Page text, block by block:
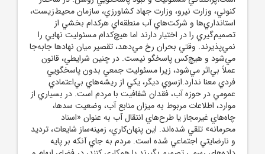
کنوني، وزارت نيرو، وزارت جهاد کشاورزي، سازمان محيط‌زيست،
استانداري‌ها و شرکت‌هاي آب منطقه‌اي هرکدام بخشي از
تصميم‌گيري را در اختيار دارند اما هيچ‌کدام مسئوليت نهايي را
نمي‌پذيرند. وقتي بحران رخ مي‌دهد، تقصير ميان نهادها جابه‌جا
مي‌شود و هيچ‌کس پاسخگو نيست. در چنين شرايطي، قانون
عملاً بي‌اثر مي‌شود، زيرا مسئوليت جمعي بدون پاسخگويي
فردي معنا ندارد.ازسوي ديگر، يکي از ريشه‌هاي بي‌اعتمادي
عمومي در حوزه آب، فقدان شفافيت با مردم است. در بسياري از
موارد، اطلاعات مربوط به ميزان منابع آب، وضعيت سدها،
چاه‌هاي غيرمجاز يا طرح‌هاي انتقال آب به عنوان «اسناد
محرمانه» تلقي شده‌اند. اين پنهان‌کاري، زمينه‌ساز شايعات، ترديد
و نارضايتي اجتماعي شده است. مردم به جاي آنکه بر پايه